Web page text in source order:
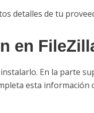
detalles de tu
en
En la parte
esta